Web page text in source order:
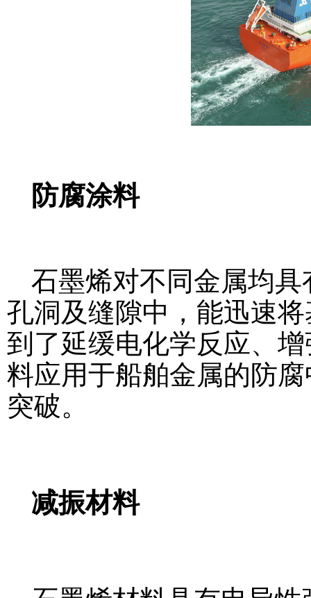
防腐涂料
石墨烯对不同金属均
孔洞及缝隙中，能迅速
到了延缓电化学反应、
料应用于船舶金属的防
突破。
减振材料